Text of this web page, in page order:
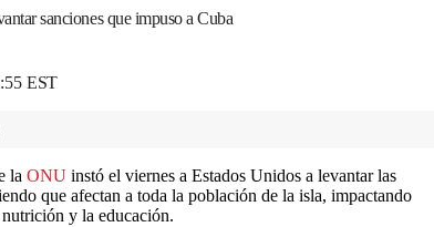
sanciones que impuso a Cuba
EST
la ONU instó el viernes a Estados Unidos a levantar las
que afectan a toda la población de la isla, impactando
y la educación.